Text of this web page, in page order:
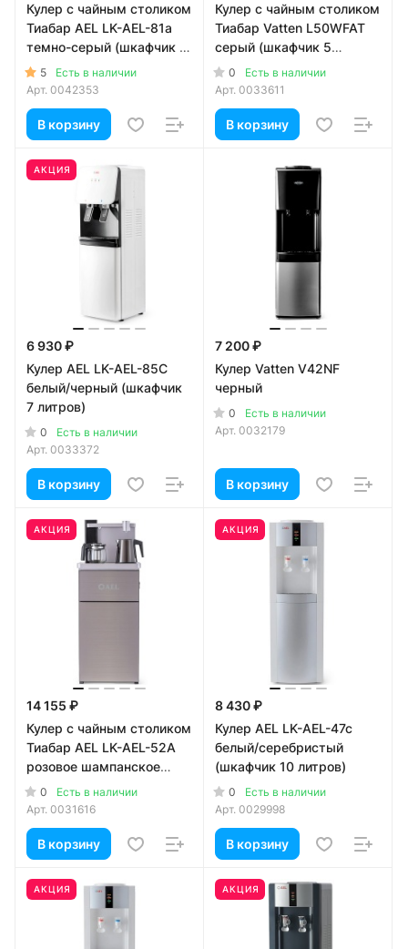
Кулер с чайным столиком
Тиабар AEL LK-AEL-81a
темно-серый (шкафчик 4
литра)
5
Есть в наличии
Арт. 0042353
В корзину
Кулер с чайным столиком
Тиабар Vatten L50WFAT
серый (шкафчик 5
литров)
0
Есть в наличии
Арт. 0033611
В корзину
АКЦИЯ
6 930 ₽
Кулер AEL LK-AEL-85C
белый/черный (шкафчик
7 литров)
0
Есть в наличии
Арт. 0033372
В корзину
7 200 ₽
Кулер Vatten V42NF
черный
0
Есть в наличии
Арт. 0032179
В корзину
АКЦИЯ
14 155 ₽
Кулер с чайным столиком
Тиабар AEL LK-AEL-52A
розовое шампанское
(шкафчик 7 литров)
0
Есть в наличии
Арт. 0031616
В корзину
АКЦИЯ
8 430 ₽
Кулер AEL LK-AEL-47c
белый/серебристый
(шкафчик 10 литров)
0
Есть в наличии
Арт. 0029998
В корзину
АКЦИЯ АКЦИЯ